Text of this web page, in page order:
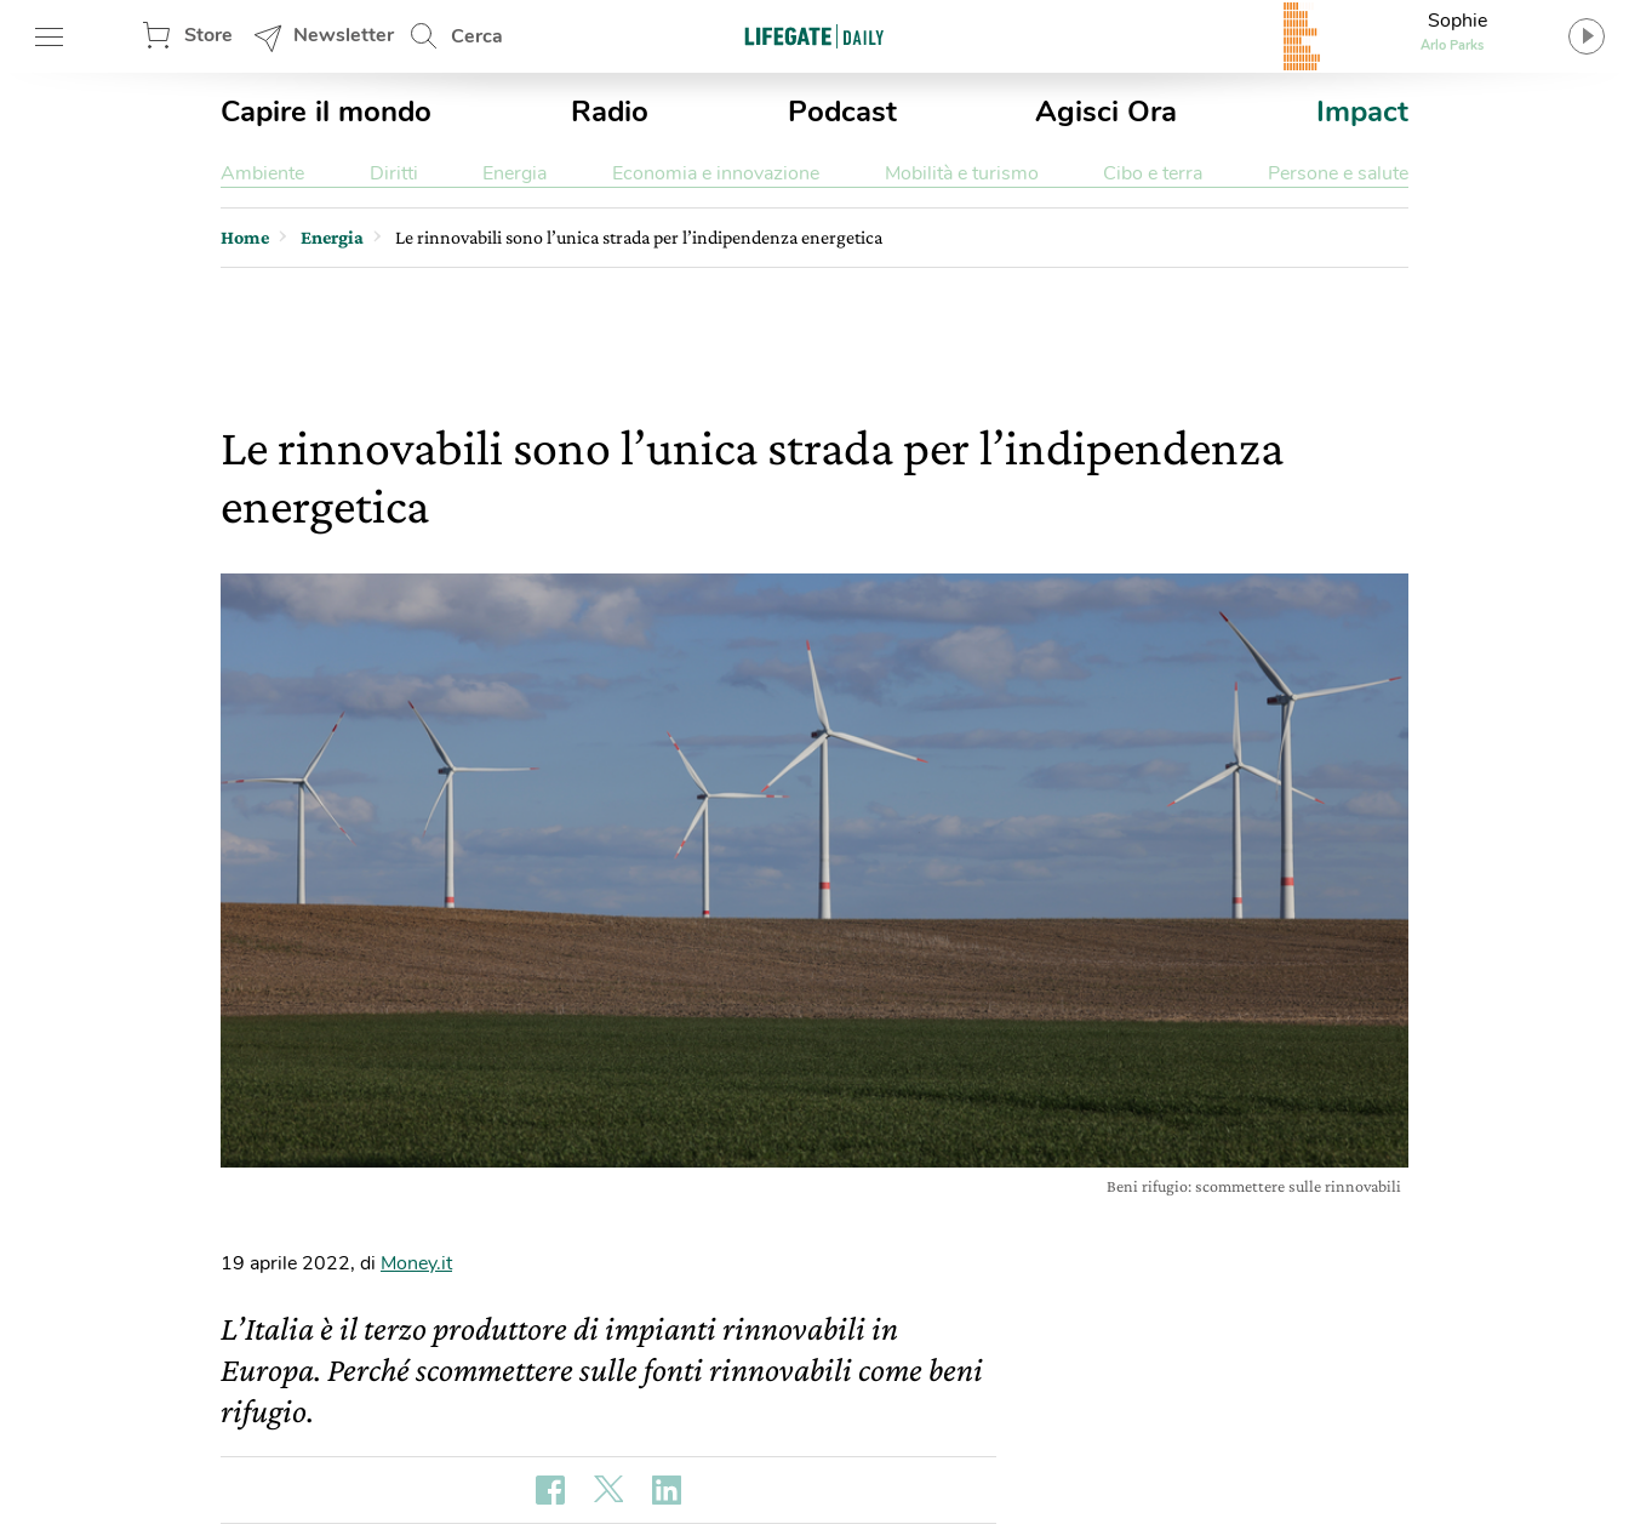
Store Newsletter Cerca
Sophie
Arlo Parks
Capire il mondo Radio Podcast Agisci Ora Impact
Ambiente Diritti Energia Economia e innovazione Mobilità e turismo Cibo e terra Persone e salute
Home Energia Le rinnovabili sono l’unica strada per l’indipendenza energetica
Le rinnovabili sono l’unica strada per l’indipendenza
energetica
Beni rifugio: scommettere sulle rinnovabili
19 aprile 2022, di Money.it
L’Italia è il terzo produttore di impianti rinnovabili in
Europa. Perché scommettere sulle fonti rinnovabili come beni
rifugio.